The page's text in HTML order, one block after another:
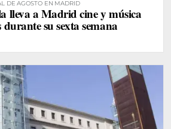
DE AGOSTO EN MADRID
lleva a Madrid cine y música
durante su sexta semana